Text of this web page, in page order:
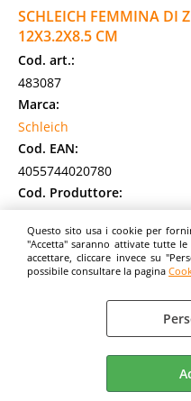
Questo sito usa i cookie per
"Accetta" saranno attivate tutte
accettare, cliccare invece su
possibile consultare la pagina
SCHLEICH FEMMINA DI
12X3.2X8.5 CM
Cod. art.:
483087
Marca:
Schleich
Cod. EAN:
4055744020780
Cod. Produttore:
14810
Le zebre vivono nella
famiglia dei cavalli. Ogni
unico di strisce bianche e
24-48 Ore lavorative